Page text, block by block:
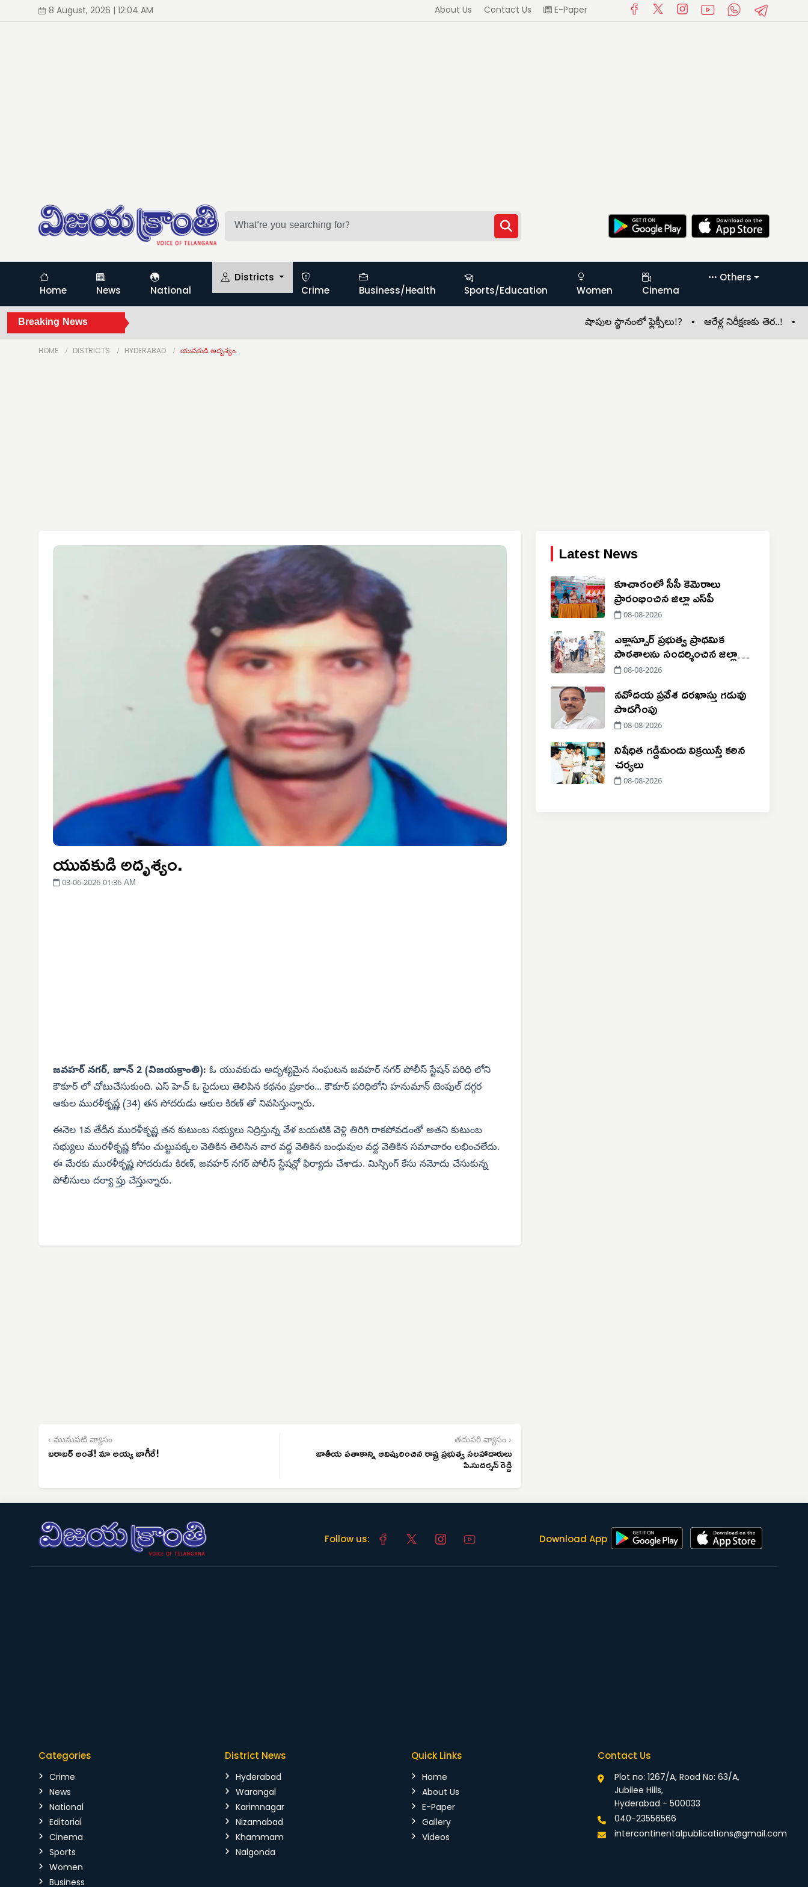
8 August, 2026 | 12:04 AM About Us Contact Us E-Paper
Home News National
Districts
Crime
Business/Health Sports/Education Women Cinema
Others
Breaking News షాపుల స్థానంలో ఫ్లెక్సీలు!? •ఆరేళ్ల నిరీక్షణకు తెర..! •
HOME DISTRICTS HYDERABAD యువకుడి అదృశ్యం.
యువకుడి అదృశ్యం.
03-06-2026 01:36 AM
జవహర్ నగర్, జూన్ 2 (విజయక్రాంతి): ఓ యువకుడు అదృశ్యమైన సంఘటన జవహర్ నగర్ పోలీస్ స్టేషన్ పరిధి లోని
కౌకూర్ లో చోటుచేసుకుంది. ఎస్ హెచ్ ఓ సైదులు తెలిపిన కథనం ప్రకారం... కౌకూర్ పరిధిలోని హనుమాన్ టెంపుల్ దగ్గర
ఆకుల మురళీకృష్ణ (34) తన సోదరుడు ఆకుల కిరణ్ తో నివసిస్తున్నారు.
ఈనెల 1వ తేదీన మురళీకృష్ణ తన కుటుంబ సభ్యులు నిద్రిస్తున్న వేళ బయటికి వెళ్లి తిరిగి రాకపోవడంతో అతని కుటుంబ
సభ్యులు మురళీకృష్ణ కోసం చుట్టుపక్కల వెతికిన తెలిసిన వార వద్ద వెతికిన బంధువుల వద్ద వెతికిన సమాచారం లభించలేదు.
ఈ మేరకు మురళీకృష్ణ సోదరుడు కిరణ్, జవహర్ నగర్ పోలీస్ స్టేషన్లో ఫిర్యాదు చేశాడు. మిస్సింగ్ కేసు నమోదు చేసుకున్న
పోలీసులు దర్యా ప్తు చేస్తున్నారు.
‹ మునుపటి వ్యాసం
బరాబర్ అంతే! మా అయ్య జాగీరే!
తదుపరి వ్యాసం ›
జాతీయ పతాకాన్ని ఆవిష్కరించిన రాష్ట్ర ప్రభుత్వ సలహాదారులు
పి.సుదర్శన్ రెడ్డి
Latest News
కూచారంలో సీసీ కెమెరాలు
ప్రారంభించిన జిల్లా ఎస్‌పీ
08-08-2026
ఎక్లాస్పూర్ ప్రభుత్వ ప్రాథమిక
పాఠశాలను సందర్శించిన జిల్లా
కలెక్టర్ ప్రియాంక
08-08-2026
నవోదయ ప్రవేశ దరఖాస్తు గడువు
పొడగింపు
08-08-2026
నిషేధిత గడ్డిమందు విక్రయిస్తే కఠిన
చర్యలు
08-08-2026
Follow us: Download App
Categories
Crime
News
National
Editorial
Cinema
Sports
Women
Business
District News
Hyderabad
Warangal
Karimnagar
Nizamabad
Khammam
Nalgonda
Quick Links
Home
About Us
E-Paper
Gallery
Videos
Contact Us
Plot no: 1267/A, Road No: 63/A,
Jubilee Hills,
Hyderabad - 500033
040-23556566
intercontinentalpublications@gmail.com